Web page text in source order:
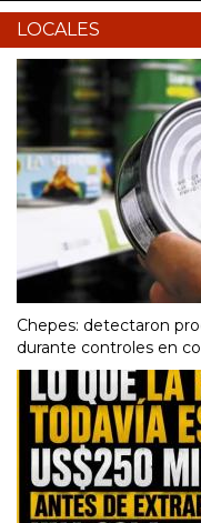
LOCALES
Chepes: detectaron
durante controles en